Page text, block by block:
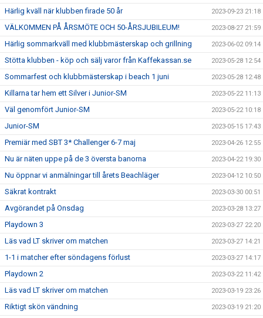
Härlig kväll när klubben firade 50 år 2023-09-23 21:18
VÄLKOMMEN PÅ ÅRSMÖTE OCH 50-ÅRSJUBILEUM! 2023-08-27 21:59
Härlig sommarkväll med klubbmästerskap och grillning 2023-06-02 09:14
Stötta klubben - köp och sälj varor från Kaffekassan.se 2023-05-28 12:54
Sommarfest och klubbmästerskap i beach 1 juni 2023-05-28 12:48
Killarna tar hem ett Silver i Junior-SM 2023-05-22 11:13
Väl genomfört Junior-SM 2023-05-22 10:18
Junior-SM 2023-05-15 17:43
Premiär med SBT 3* Challenger 6-7 maj 2023-04-26 12:55
Nu är näten uppe på de 3 översta banorna 2023-04-22 19:30
Nu öppnar vi anmälningar till årets Beachläger 2023-04-12 10:50
Säkrat kontrakt 2023-03-30 00:51
Avgörandet på Onsdag 2023-03-28 13:27
Playdown 3 2023-03-27 22:20
Läs vad LT skriver om matchen 2023-03-27 14:21
1-1 i matcher efter söndagens förlust 2023-03-27 14:17
Playdown 2 2023-03-22 11:42
Läs vad LT skriver om matchen 2023-03-19 23:26
Riktigt skön vändning 2023-03-19 21:20